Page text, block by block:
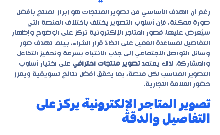
رغم أن الهدف الأساسي من تصوير المنتجات هو إبراز المنتج بأفضل
صورة ممكنة، فإن أسلوب التصوير يختلف باختلاف المنصة التي
سيُعرض عليها. فصور المتاجر الإلكترونية تركز على الوضوح وإظهار
التفاصيل لمساعدة العميل على اتخاذ قرار الشراء، بينما تهدف صور
وسائل التواصل الاجتماعي إلى جذب الانتباه بسرعة وتحفيز التفاعل
والمشاركة. لذلك يعتمد تصوير منتجات احترافي على اختيار أسلوب
التصوير المناسب لكل منصة، بما يحقق أفضل نتائج تسويقية ويعزز
حضور العلامة التجارية.
تصوير المتاجر الإلكترونية يركز على
التفاصيل والدقة